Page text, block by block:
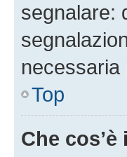
segnalare:
necessaria
Top
Che